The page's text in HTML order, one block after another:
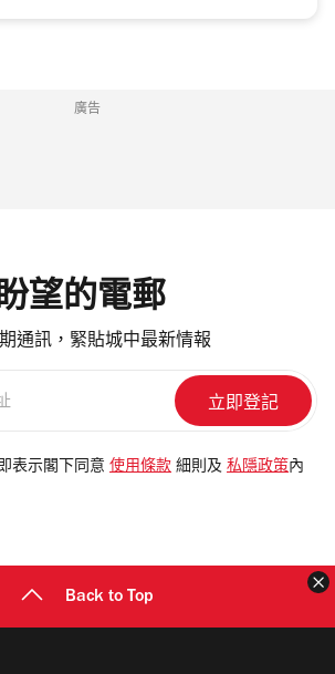
廣告
望的電郵
通訊，緊貼城中最新情報
表示閣下同意 使用條款 細則及 私隱政策 內
Back to Top